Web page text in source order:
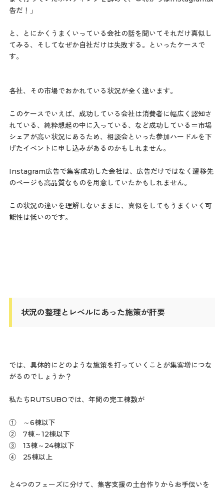
告だ！」
と、とにかくうまくいっている会社の話を聞いてそれだけ真似し
てみる、そしてなぜか自社だけは失敗する。といったケースで
す。
各社、その市場でおかれている状況が全く違います。
このケースでいえば、成功している会社は消費者に幅広く認知さ
れている、純粋想起の中に入っている、など成功している＝市場
シェアが高い状況にあるため、相談会といった参加ハードルを下
げたイベントに申し込みがあるのかもしれません。
Instagram広告で集客成功した会社は、広告だけではなく遷移先
のページも高品質なものを用意していたかもしれません。
この状況の違いを理解しないままに、真似をしてもうまくいく可
能性は低いのです。
状況の整理とレベルにあった施策が肝要
では、具体的にどのような施策を打っていくことが集客増につな
がるのでしょうか？
私たちRUTSUBOでは、年間の完工棟数が
① ～6棟以下
② 7棟～12棟以下
③ 13棟～24棟以下
④ 25棟以上
と4つのフェーズに分けて、集客支援の土台作りからお手伝いを